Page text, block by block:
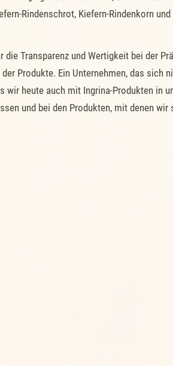
Rindenschrot, Kiefern-Rindenkorn
die Transparenz und Wertigkeit bei der
Produkte. Ein Unternehmen, das sich
wir heute auch mit Ingrina-Produkten in
und bei den Produkten, mit denen